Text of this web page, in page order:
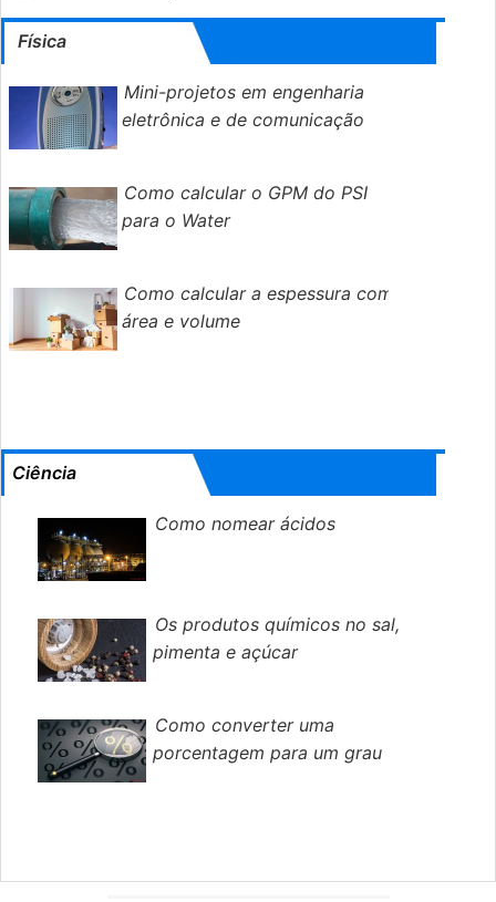
Física
Mini-projetos em engenharia
eletrônica e de comunicação
Como calcular o GPM do PSI
para o Water
Como calcular a espessura com
área e volume
Ciência
Como nomear ácidos
Os produtos químicos no sal,
pimenta e açúcar
Como converter uma
porcentagem para um grau